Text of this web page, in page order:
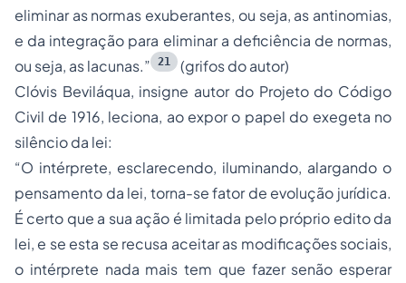
eliminar as normas exuberantes, ou seja, as antinomias,
e da integração para eliminar a deficiência de normas,
ou seja, as lacunas.”
21
(grifos do autor)
Clóvis Beviláqua, insigne autor do Projeto do Código
Civil de 1916, leciona, ao expor o papel do exegeta no
silêncio da lei:
“O intérprete, esclarecendo, iluminando, alargando o
pensamento da lei, torna-se fator de evolução jurídica.
É certo que a sua ação é limitada pelo próprio edito da
lei, e se esta se recusa aceitar as modificações sociais,
o intérprete nada mais tem que fazer senão esperar